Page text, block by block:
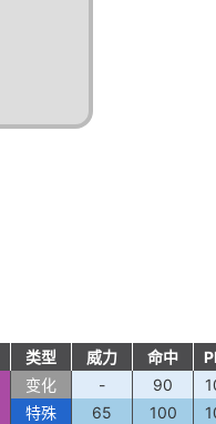
类型 威力 命中
变化 - 90
特殊 65 100